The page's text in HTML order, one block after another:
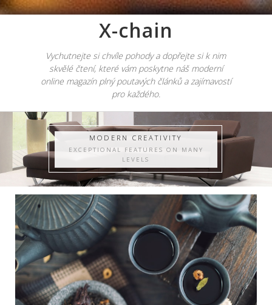
X-chain
Vychutnejte si chvíle pohody a dopřejte si k nim
skvělé čtení, které vám poskytne náš moderní
online magazín plný poutavých článků a zajímavostí
pro každého.
MODERN CREATIVITY
EXCEPTIONAL FEATURES ON MANY
LEVELS